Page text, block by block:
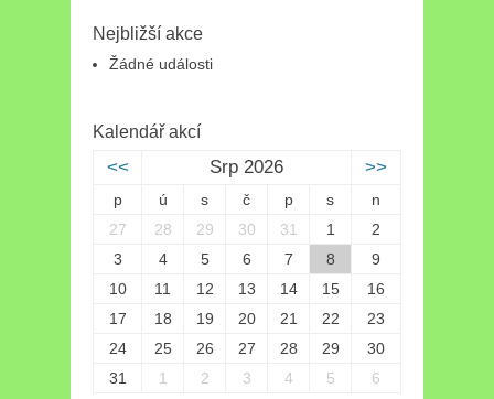
Nejbližší akce
Žádné události
Kalendář akcí
<< Srp 2026 >>
p ú s č p s
n
27
28 29 30 31 1
2
3
4 5 6 7 8
9
10
11 12 13 14 15
16
17
18 19 20 21 22
23
24
25 26 27 28 29
30
31
1 2 3 4 5 6